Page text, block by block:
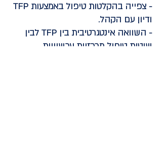
- צפייה בהקלטות טיפול באמצעות TFP
ודיון עם הקהל.
- השוואה אינטגרטיבית בין TFP לבין
שיטות טיפול מרכזיות עכשוויות